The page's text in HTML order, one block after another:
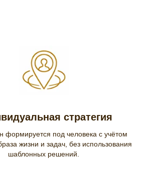
стратегия
формируется под человека с учётом
жизни и задач, без использования
шаблонных решений.